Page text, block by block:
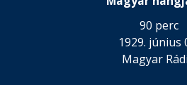
90 perc
1929. június
Magyar